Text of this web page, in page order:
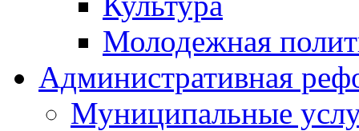
Молодежная
Административная
Муниципальные